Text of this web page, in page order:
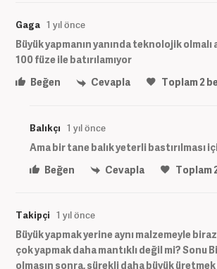
Gaga 1 yıl önce
Büyük yapmanın yanında teknolojik
100 füze ile batırılamıyor
Beğen
Cevapla Toplam2
Balıkçı 1 yıl önce
Ama bir tane balık yeterli bastırılması
Beğen
Cevapla Toplam
Takipçi 1 yıl önce
Büyük yapmak yerine aynı malzemeyle
çok yapmak daha mantıklı değil mi? Sonu
olmasın sonra, sürekli daha büyük